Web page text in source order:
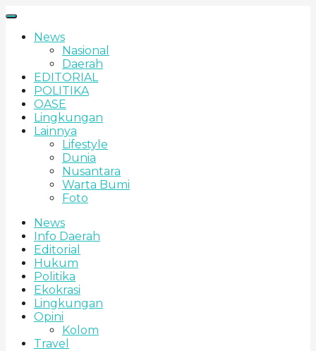
News
Nasional
Daerah
EDITORIAL
POLITIKA
OASE
Lingkungan
Lainnya
Lifestyle
Dunia
Nusantara
Warta Bumi
Foto
News
Info Daerah
Editorial
Hukum
Politika
Ekokrasi
Lingkungan
Opini
Kolom
Travel